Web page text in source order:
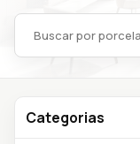
Categorias